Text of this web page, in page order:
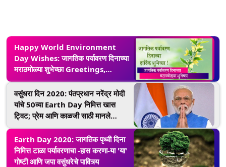
Happy World Environment
Day Wishes: जागतिक पर्यावरण दिनाच्या
मराठमोळ्या शुभेच्छा Greetings,
Images
वसुंधरा दिन 2020: पंतप्रधान नरेंद्र मोदी
यांचे 50व्या Earth Day निमित्त खास
ट्विट; प्रेम आणि काळजी साठी मानले
पृथ्वीमातेचे आभार
Earth Day 2020: जागतिक पृथ्वी दिना
निमित्त टाळा पर्यावरणाचा -हास करणा-या 'या'
गोष्टी आणि जपा वसुंधरेचे पावित्र्य